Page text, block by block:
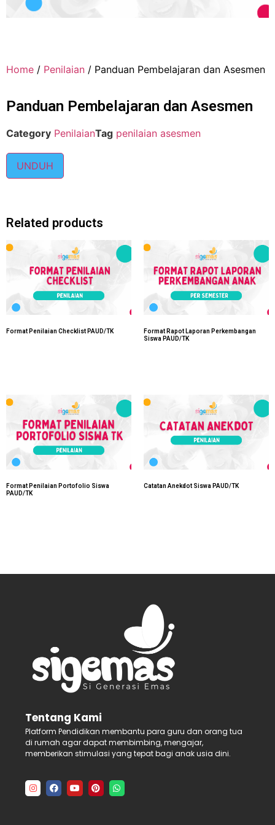
Home / Penilaian / Panduan Pembelajaran dan Asesmen
Panduan Pembelajaran dan Asesmen
Category PenilaianTag penilaian asesmen
UNDUH
Related products
Format Penilaian Checklist PAUD/TK
Format Rapot Laporan Perkembangan
Siswa PAUD/TK
Format Penilaian Portofolio Siswa
PAUD/TK
Catatan Anekdot Siswa PAUD/TK
Tentang Kami
Platform Pendidikan membantu para guru dan orang tua
di rumah agar dapat membimbing, mengajar,
memberikan stimulasi yang tepat bagi anak usia dini.